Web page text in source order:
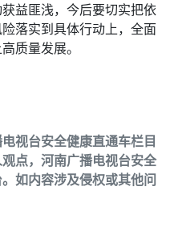
益匪浅，今后要切实把依
落实到具体行动上，全面
质量发展。
视台安全健康直通车栏目
点，河南广播电视台安全
如内容涉及侵权或其他问